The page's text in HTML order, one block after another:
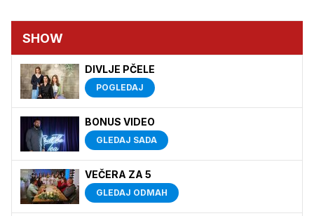
SHOW
DIVLJE PČELE
POGLEDAJ
BONUS VIDEO
GLEDAJ SADA
VEČERA ZA 5
GLEDAJ ODMAH